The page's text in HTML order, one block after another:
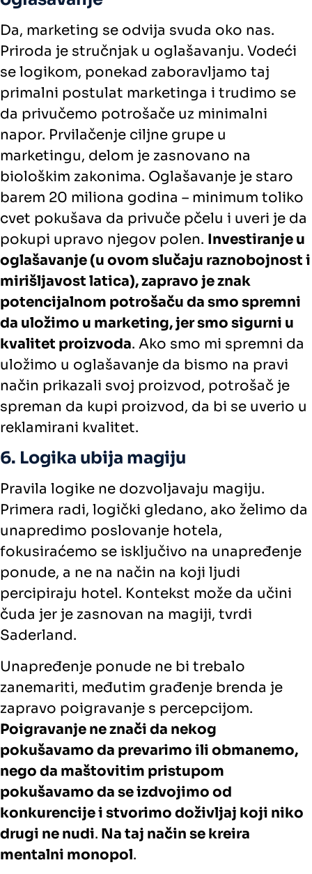
Da, marketing se odvija svuda oko nas.
Priroda je stručnjak u oglašavanju. Vodeći
se logikom, ponekad zaboravljamo taj
primalni postulat marketinga i trudimo se
da privučemo potrošače uz minimalni
napor. Prvilačenje ciljne grupe u
marketingu, delom je zasnovano na
biološkim zakonima. Oglašavanje je staro
barem 20 miliona godina – minimum toliko
cvet pokušava da privuče pčelu i uveri je da
pokupi upravo njegov polen. Investiranje u
oglašavanje (u ovom slučaju raznobojnost i
mirišljavost latica), zapravo je znak
potencijalnom potrošaču da smo spremni
da uložimo u marketing, jer smo sigurni u
kvalitet proizvoda. Ako smo mi spremni da
uložimo u oglašavanje da bismo na pravi
način prikazali svoj proizvod, potrošač je
spreman da kupi proizvod, da bi se uverio u
reklamirani kvalitet.
6. Logika ubija magiju
Pravila logike ne dozvoljavaju magiju.
Primera radi, logički gledano, ako želimo da
unapredimo poslovanje hotela,
fokusiraćemo se isključivo na unapređenje
ponude, a ne na način na koji ljudi
percipiraju hotel. Kontekst može da učini
čuda jer je zasnovan na magiji, tvrdi
Saderland.
Unapređenje ponude ne bi trebalo
zanemariti, međutim građenje brenda je
zapravo poigravanje s percepcijom.
Poigravanje ne znači da nekog
pokušavamo da prevarimo ili obmanemo,
nego da maštovitim pristupom
pokušavamo da se izdvojimo od
konkurencije i stvorimo doživljaj koji niko
drugi ne nudi. Na taj način se kreira
mentalni monopol.